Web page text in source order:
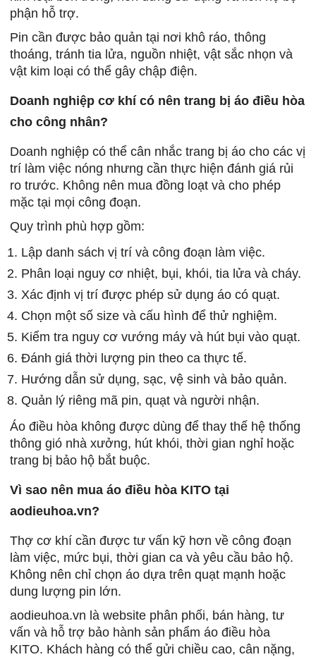
phận hỗ trợ.
Pin cần được bảo quản tại nơi khô ráo, thông
thoáng, tránh tia lửa, nguồn nhiệt, vật sắc nhọn và
vật kim loại có thể gây chập điện.
Doanh nghiệp cơ khí có nên trang bị áo điều hòa
cho công nhân?
Doanh nghiệp có thể cân nhắc trang bị áo cho các vị
trí làm việc nóng nhưng cần thực hiện đánh giá rủi
ro trước. Không nên mua đồng loạt và cho phép
mặc tại mọi công đoạn.
Quy trình phù hợp gồm:
Lập danh sách vị trí và công đoạn làm việc.
Phân loại nguy cơ nhiệt, bụi, khói, tia lửa và cháy.
Xác định vị trí được phép sử dụng áo có quạt.
Chọn một số size và cấu hình để thử nghiệm.
Kiểm tra nguy cơ vướng máy và hút bụi vào quạt.
Đánh giá thời lượng pin theo ca thực tế.
Hướng dẫn sử dụng, sạc, vệ sinh và bảo quản.
Quản lý riêng mã pin, quạt và người nhận.
Áo điều hòa không được dùng để thay thế hệ thống
thông gió nhà xưởng, hút khói, thời gian nghỉ hoặc
trang bị bảo hộ bắt buộc.
Vì sao nên mua áo điều hòa KITO tại
aodieuhoa.vn?
Thợ cơ khí cần được tư vấn kỹ hơn về công đoạn
làm việc, mức bụi, thời gian ca và yêu cầu bảo hộ.
Không nên chỉ chọn áo dựa trên quạt mạnh hoặc
dung lượng pin lớn.
aodieuhoa.vn là website phân phối, bán hàng, tư
vấn và hỗ trợ bảo hành sản phẩm áo điều hòa
KITO. Khách hàng có thể gửi chiều cao, cân nặng,